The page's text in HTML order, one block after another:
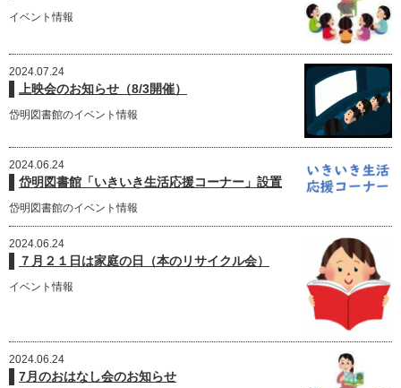
イベント情報
2024.07.24
上映会のお知らせ（8/3開催）
岱明図書館のイベント情報
2024.06.24
岱明図書館「いきいき生活応援コーナー」設置
岱明図書館のイベント情報
2024.06.24
７月２１日は家庭の日（本のリサイクル会）
イベント情報
2024.06.24
7月のおはなし会のお知らせ